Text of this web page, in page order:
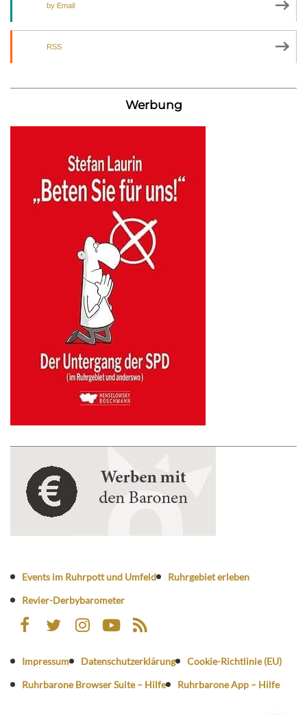
by Email
RSS
Werbung
Events im Ruhrpott und Umfeld
Ruhrgebiet erleben
Revier-Derbybarometer
Impressum Datenschutzerklärung
Cookie-Richtlinie (EU)
Ruhrbarone Browser Suite – Hilfe
Ruhrbarone App – Hilfe